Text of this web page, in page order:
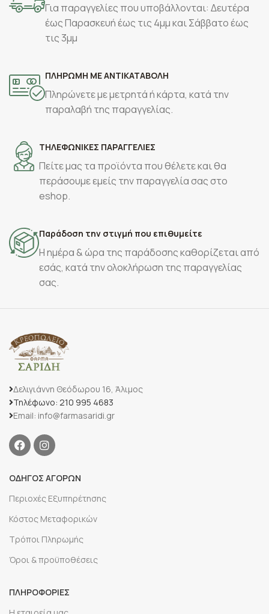
Για παραγγελίες που υποβάλλονται: Δευτέρα
έως Παρασκευή έως τις 4μμ και Σάββατο έως
τις 3μμ
ΠΛΗΡΩΜΗ ΜΕ ΑΝΤΙΚΑΤΑΒΟΛΗ
Πληρώνετε με μετρητά ή κάρτα, κατά την
παραλαβή της παραγγελίας.
ΤΗΛΕΦΩΝΙΚΕΣ ΠΑΡΑΓΓΕΛΙΕΣ
Πείτε μας τα προϊόντα που θέλετε και θα
περάσουμε εμείς την παραγγελία σας στο
eshop.
Παράδοση την στιγμή που επιθυμείτε
Η ημέρα & ώρα της παράδοσης καθορίζεται από
εσάς, κατά την ολοκλήρωση της παραγγελίας
σας.
Δελιγιάννη Θεόδωρου 16, Άλιμος
Τηλέφωνο: 210 995 4683
Email: info@farmasaridi.gr
ΟΔΗΓΟΣ ΑΓΟΡΩΝ
Περιοχές Εξυπηρέτησης
Κόστος Μεταφορικών
Τρόποι Πληρωμής
Όροι & προϋποθέσεις
ΠΛΗΡΟΦΟΡΙΕΣ